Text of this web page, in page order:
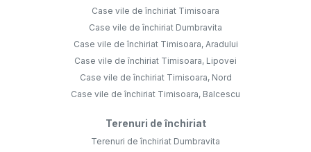
Case vile de închiriat Timisoara
Case vile de închiriat Dumbravita
Case vile de închiriat Timisoara, Aradului
Case vile de închiriat Timisoara, Lipovei
Case vile de închiriat Timisoara, Nord
Case vile de închiriat Timisoara, Balcescu
Terenuri de închiriat
Terenuri de închiriat Dumbravita